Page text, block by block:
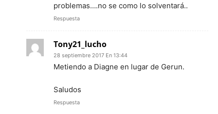
problemas….no se como lo solventará..
Respuesta
Tony21_lucho
28 septiembre 2017 En 13:44
Metiendo a Diagne en lugar de Gerun.
Saludos
Respuesta